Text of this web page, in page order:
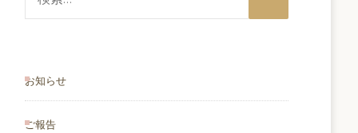
お知らせ
ご報告